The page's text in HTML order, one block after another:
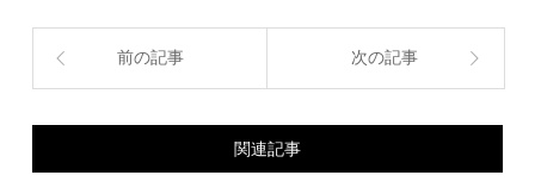
前の記事 次の記事
関連記事